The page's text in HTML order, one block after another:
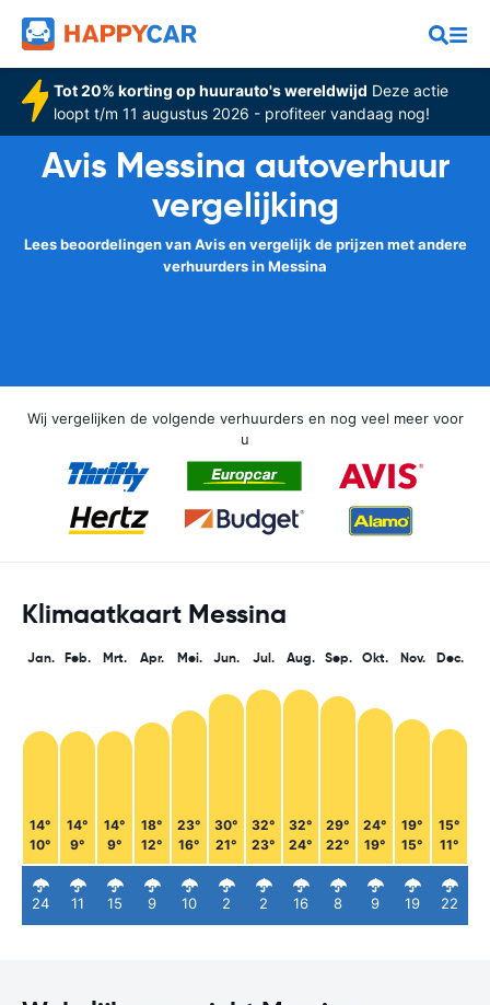
Tot 20% korting op huurauto's wereldwijd Deze actie
loopt t/m 11 augustus 2026 - profiteer vandaag nog!
Avis Messina autoverhuur
vergelijking
Lees beoordelingen van Avis en vergelijk de prijzen met andere
verhuurders in Messina
Wij vergelijken de volgende verhuurders en nog veel meer voor
u
Klimaatkaart Messina
Jan.
14°
10°
24
Feb.
14°
9°
11
Mrt.
14°
9°
15
Apr.
18°
12°
9
Mei.
23°
16°
10
Jun.
30°
21°
2
Jul.
32°
23°
2
Aug.
32°
24°
16
Sep.
29°
22°
8
Okt.
24°
19°
9
Nov.
19°
15°
19
Dec.
15°
11°
22